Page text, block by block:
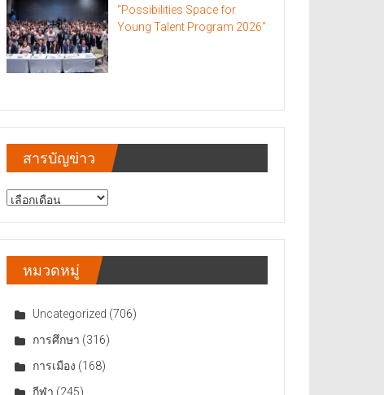
“Possibilities Space for
Young Talent Program 2026“
สารบัญข่าว
สารบัญ
หมวดหมู่
Uncategorized (706)
การศึกษา (316)
การเมือง (168)
กีฬา (245)